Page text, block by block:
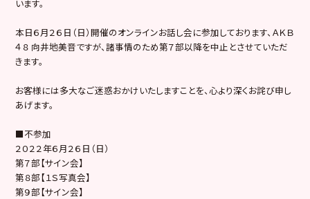
います。
本日６月２６日（日）開催のオンラインお話し会に参加しております、ＡＫＢ
４８ 向井地美音ですが、諸事情のため第７部以降を中止とさせていただ
きます。
お客様には多大なご迷惑おかけいたしますことを、心より深くお詫び申し
あげます。
■不参加
２０２２年６月２６日（日）
第７部【サイン会】
第８部【１Ｓ写真会】
第９部【サイン会】